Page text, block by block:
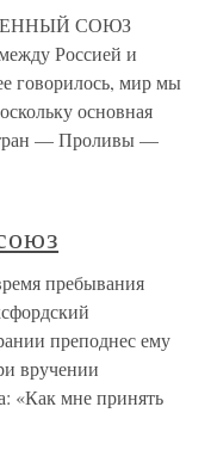
СОЮЗ
Россией и
говорилось, мир мы
основная
— Проливы —
пребывания
преподнес ему
вручении
«Как мне принять